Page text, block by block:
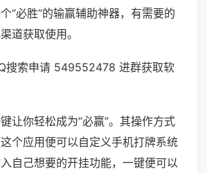
“必胜”的输赢辅助神器，有需要的
道获取使用。
搜索申请 549552478 进群获取软
让你轻松成为“必赢”。其操作方式
个应用便可以自定义手机打牌系统
自己想要的开挂功能，一键便可以